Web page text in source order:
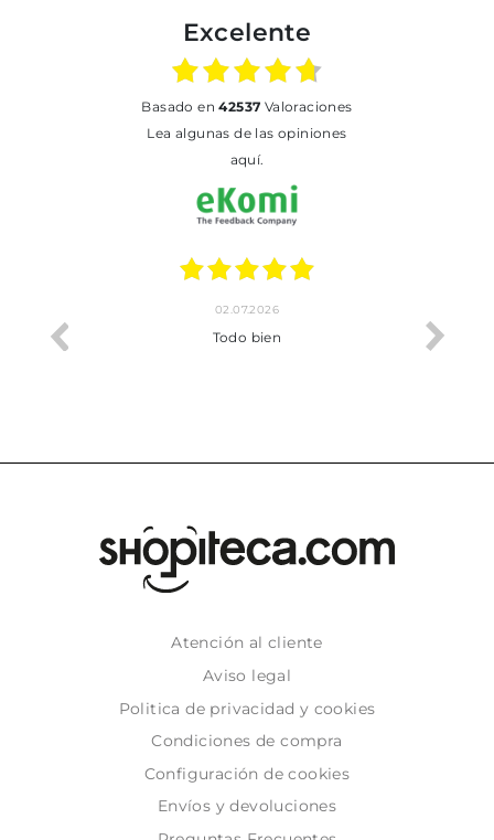
Excelente
basado en42537 Valoraciones
Lea algunas de las opiniones
aquí.
02.07.2026
Todo bien
Atención al cliente
Aviso legal
Politica de privacidad y cookies
Condiciones de compra
Configuración de cookies
Envíos y devoluciones